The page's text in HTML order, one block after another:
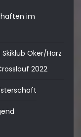
im
Oker/Harz
2022